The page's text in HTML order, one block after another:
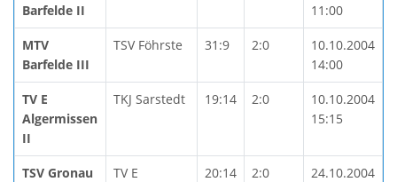
Barfelde II
11:00
MTV
Barfelde III
TSV Föhrste 31:9 2:0
10.10.2004
14:00
TV E
Algermissen
II
TKJ Sarstedt 19:14 2:0
10.10.2004
15:15
TSV Gronau
TV E
20:14 2:0
24.10.2004